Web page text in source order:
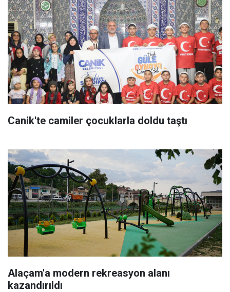
Canik'te camiler çocuklarla doldu taştı
Alaçam'a modern rekreasyon alanı
kazandırıldı